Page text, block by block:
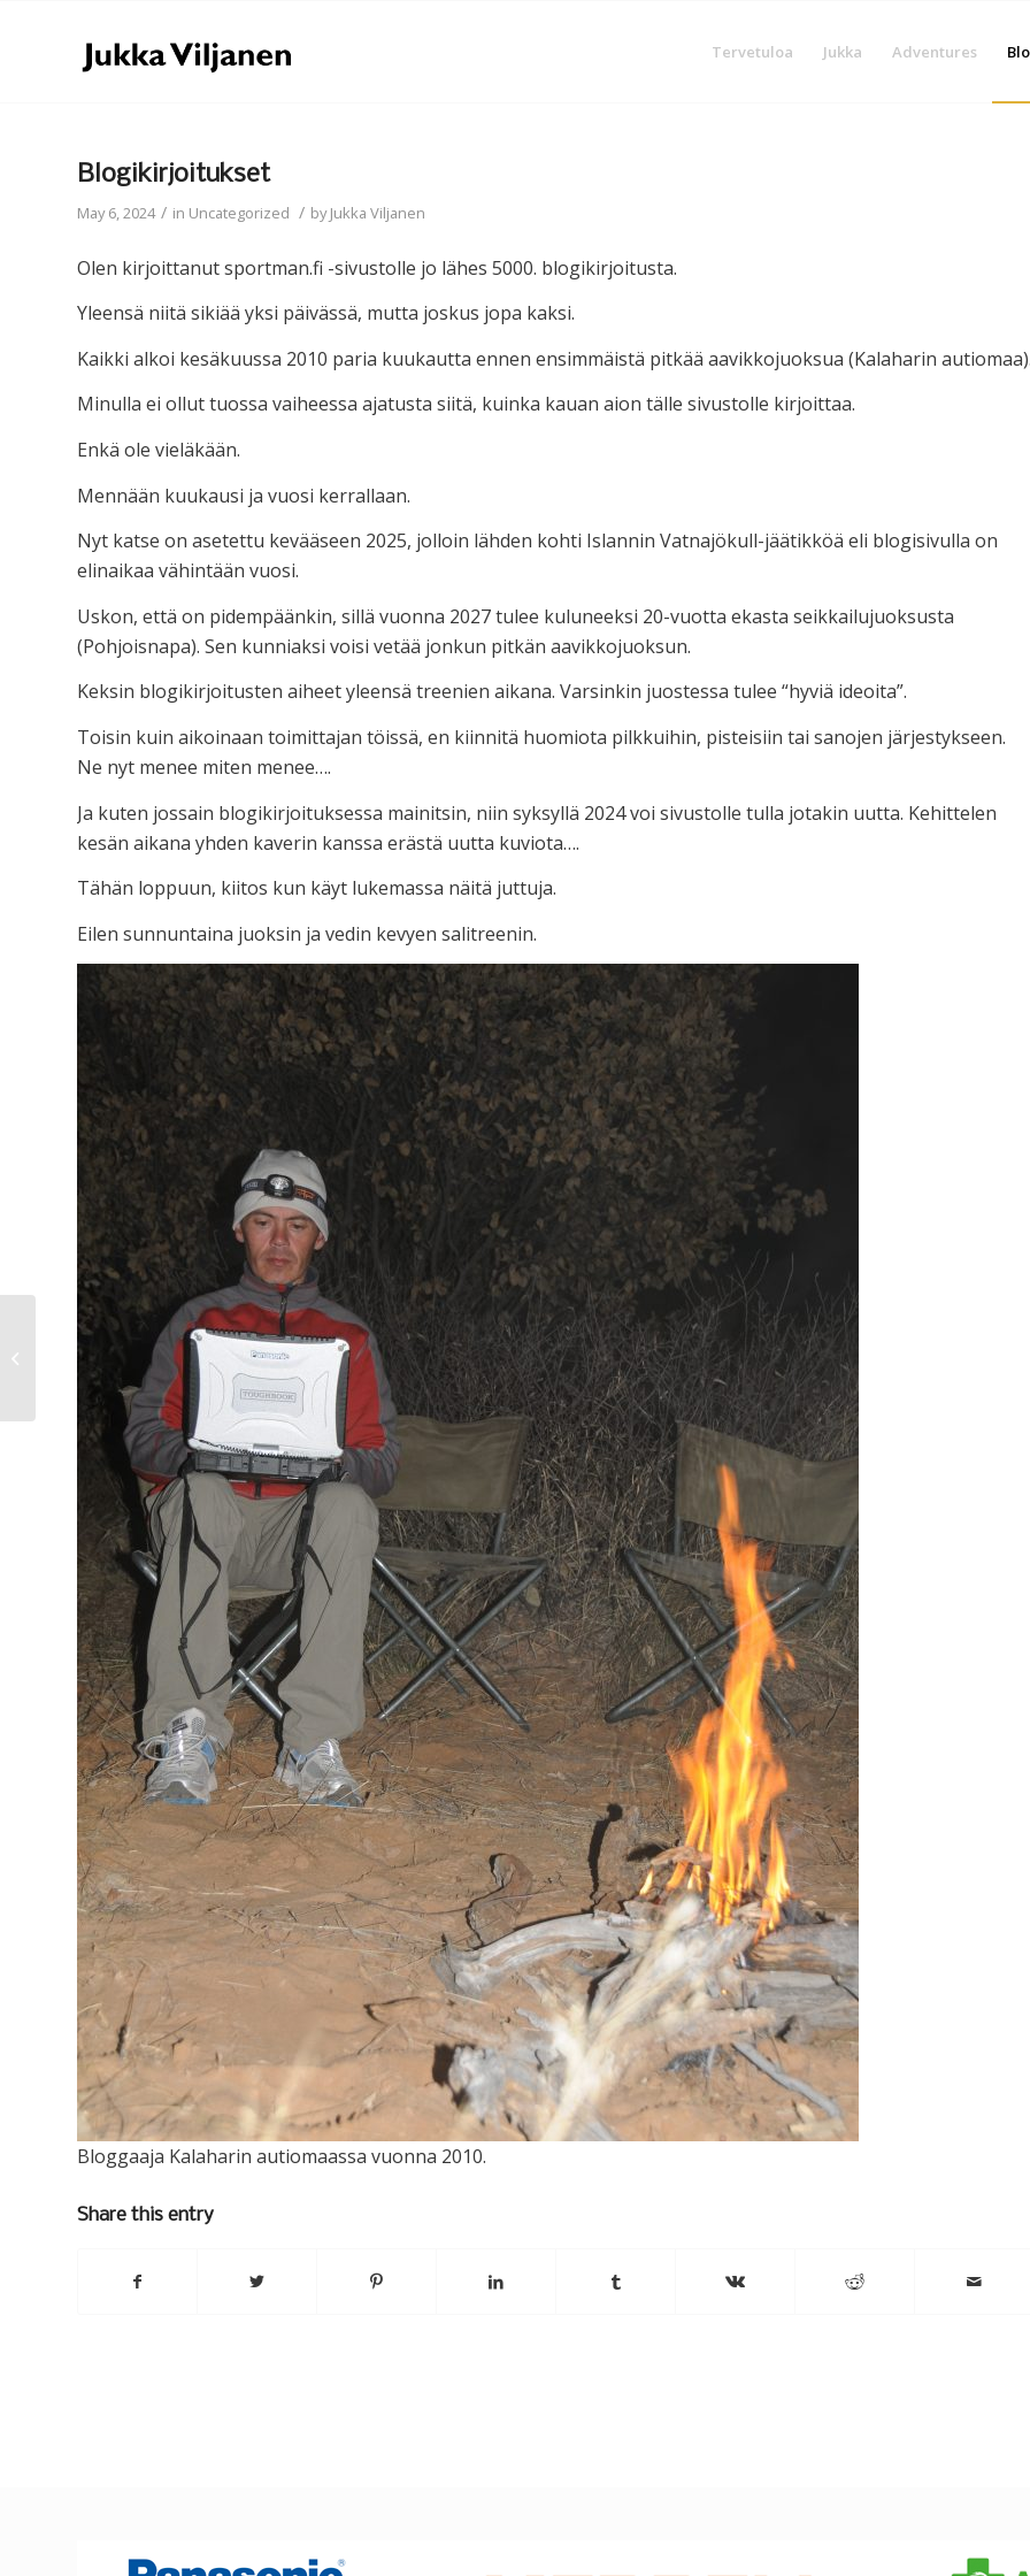
Tervetuloa Jukka Adventures
Blogikirjoitukset
May 6, 2024 / in Uncategorized / byJukka Viljanen
Olen kirjoittanut sportman.fi -sivustolle jo lähes 5000. blogikirjoitusta.
Yleensä niitä sikiää yksi päivässä, mutta joskus jopa kaksi.
Kaikki alkoi kesäkuussa 2010 paria kuukautta ennen ensimmäistä pitkää aavikkojuoksua (Kalaharin
Minulla ei ollut tuossa vaiheessa ajatusta siitä, kuinka kauan aion tälle sivustolle kirjoittaa.
Enkä ole vieläkään.
Mennään kuukausi ja vuosi kerrallaan.
Nyt katse on asetettu kevääseen 2025, jolloin lähden kohti Islannin Vatnajökull-jäätikköä eli blogisivulla on
elinaikaa vähintään vuosi.
Uskon, että on pidempäänkin, sillä vuonna 2027 tulee kuluneeksi 20-vuotta ekasta seikkailujuoksusta
(Pohjoisnapa). Sen kunniaksi voisi vetää jonkun pitkän aavikkojuoksun.
Keksin blogikirjoitusten aiheet yleensä treenien aikana. Varsinkin juostessa tulee “hyviä ideoita”.
Toisin kuin aikoinaan toimittajan töissä, en kiinnitä huomiota pilkkuihin, pisteisiin tai sanojen järjestykseen.
Ne nyt menee miten menee….
Ja kuten jossain blogikirjoituksessa mainitsin, niin syksyllä 2024 voi sivustolle tulla jotakin uutta. Kehittelen
kesän aikana yhden kaverin kanssa erästä uutta kuviota….
Tähän loppuun, kiitos kun käyt lukemassa näitä juttuja.
Eilen sunnuntaina juoksin ja vedin kevyen salitreenin.
Bloggaaja Kalaharin autiomaassa vuonna 2010.
Share this entry
Kahdet aivot